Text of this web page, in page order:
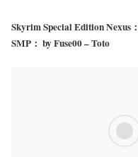
Skyrim Special Edition Nexus
SMP： by Fuse00 – Toto